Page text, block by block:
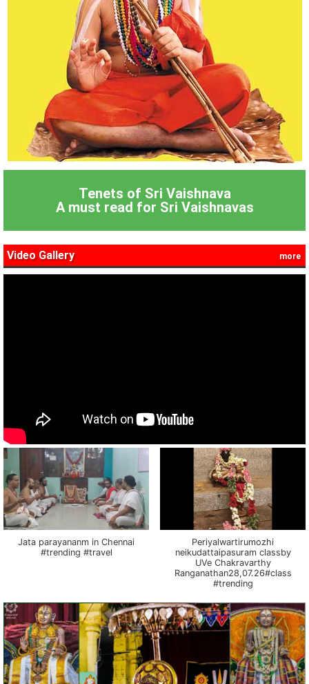
Tenets of Sri Vaishnava
A must read for Sri Vaishnavas
Video Gallery more
Jata parayananm in Chennai
#trending #travel
Periyalwartirumozhi
neikudattaipasuram classby
UVe Chakravarthy
Ranganathan28,07.26#class
#trending